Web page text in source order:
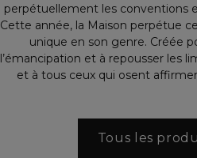
perpétuellement les conventions
Cette année, la Maison perpétue
unique en son genre. Créée
l’émancipation et à repousser les
et à tous ceux qui osent
Tous les